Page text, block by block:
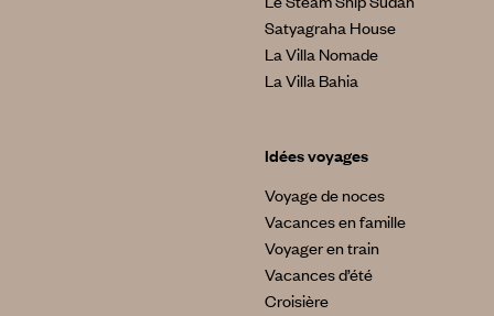
Satyagraha House
La Villa Nomade
La Villa Bahia
Idées voyages
Voyage de noces
Vacances en famille
Voyager en train
Vacances d’été
Croisière